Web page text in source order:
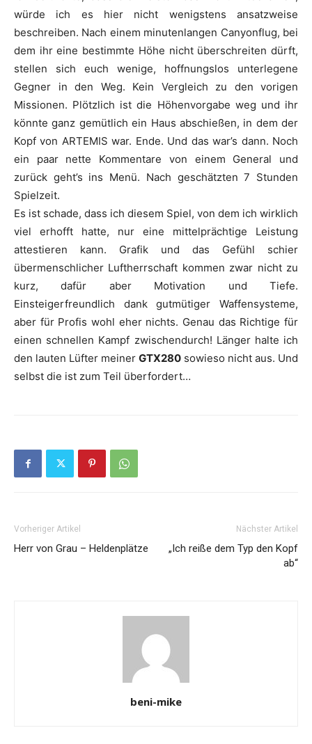
würde ich es hier nicht wenigstens ansatzweise
beschreiben. Nach einem minutenlangen Canyonflug, bei
dem ihr eine bestimmte Höhe nicht überschreiten dürft,
stellen sich euch wenige, hoffnungslos unterlegene
Gegner in den Weg. Kein Vergleich zu den vorigen
Missionen. Plötzlich ist die Höhenvorgabe weg und ihr
könnte ganz gemütlich ein Haus abschießen, in dem der
Kopf von ARTEMIS war. Ende. Und das war’s dann. Noch
ein paar nette Kommentare von einem General und
zurück geht’s ins Menü. Nach geschätzten 7 Stunden
Spielzeit.
Es ist schade, dass ich diesem Spiel, von dem ich wirklich
viel erhofft hatte, nur eine mittelprächtige Leistung
attestieren kann. Grafik und das Gefühl schier
übermenschlicher Luftherrschaft kommen zwar nicht zu
kurz, dafür aber Motivation und Tiefe.
Einsteigerfreundlich dank gutmütiger Waffensysteme,
aber für Profis wohl eher nichts. Genau das Richtige für
einen schnellen Kampf zwischendurch! Länger halte ich
den lauten Lüfter meiner GTX280 sowieso nicht aus. Und
selbst die ist zum Teil überfordert…
Vorheriger Artikel
Herr von Grau – Heldenplätze
Nächster Artikel
„Ich reiße dem Typ den Kopf
ab“
beni-mike